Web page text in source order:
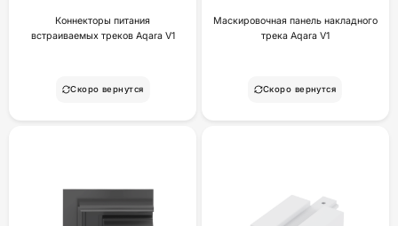
Коннекторы питания
встраиваемых треков Aqara V1
Скоро вернутся
Маскировочная панель накладного
трека Aqara V1
Скоро вернутся